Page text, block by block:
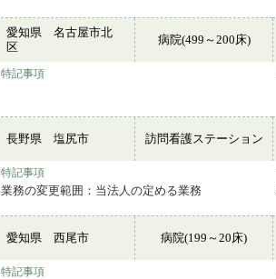
愛知県 名古屋市北
区
病院(499～200床)
特記事項
長野県 塩尻市 訪問看護ステーション
特記事項
業務の変更範囲：当法人の定める業務
愛知県 西尾市 病院(199～20床)
特記事項